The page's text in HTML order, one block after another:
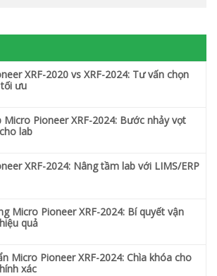
XRF-2020 vs XRF-2024: Tư vấn chọn
ưu
Micro Pioneer XRF-2024: Bước nhảy vọt
lab
XRF-2024: Nâng tầm lab với LIMS/ERP
Micro Pioneer XRF-2024: Bí quyết vận
quả
Micro Pioneer XRF-2024: Chìa khóa cho
xác